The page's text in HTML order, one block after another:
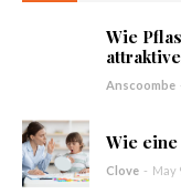
Wie
Anscoombe
Wie
Clove - May